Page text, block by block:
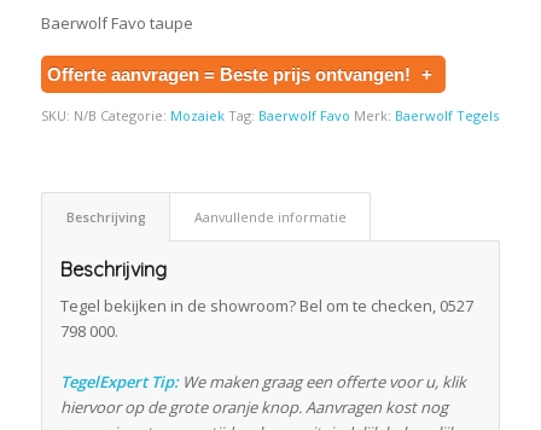
Baerwolf Favo taupe
Offerte aanvragen = Beste prijs ontvangen! +
SKU: N/B Categorie: Mozaiek Tag: Baerwolf Favo Merk: Baerwolf Tegels
Beschrijving Aanvullende informatie
Beschrijving
Tegel bekijken in de showroom? Bel om te checken, 0527
798 000.
TegelExpert Tip:We maken graag een offerte voor u, klik
hiervoor op de grote oranje knop. Aanvragen kost nog